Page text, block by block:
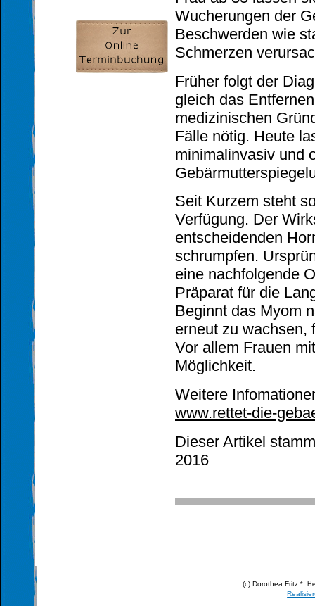
Wucherungen der
Beschwerden wie
Schmerzen
Früher folgt der
gleich das
medizinischen
Fälle nötig. Heute
minimalinvasiv und
Seit Kurzem steht
Verfügung. Der
entscheidenden
schrumpfen.
eine nachfolgende
Präparat für die
Beginnt das Myom
erneut zu wachsen,
Vor allem Frauen
Möglichkeit.
Weitere
www.rettet-die-
Dieser Artikel
2016
(c) Dorothea Fritz*